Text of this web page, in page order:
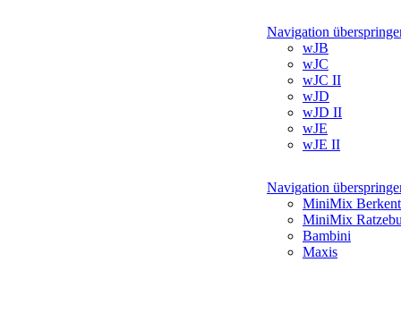
Navigation
wJB
wJC
wJC II
wJD
wJD II
wJE
wJE II
Navigation
MiniMix
MiniMix
Bambini
Maxis